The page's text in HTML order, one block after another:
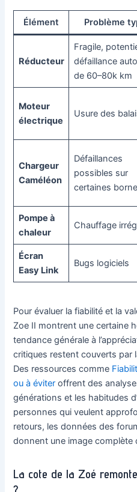
Élément Problème
Réducteur
Fragile,
défaillance
de 60–80k km
Moteur
électrique
Usure des
Chargeur
Caméléon
Défaillances
possibles sur
certaines
Pompe à
chaleur
Chauffage
Écran
Easy Link
Bugs logiciels
Pour évaluer la fiabilité et la
Zoe II montrent une certaine
tendance générale à
critiques restent couverts par
Des ressources comme
ou à éviter offrent des
générations et les habitudes
personnes qui veulent
retours, les données des
donnent une image complète
La cote de la Zoé